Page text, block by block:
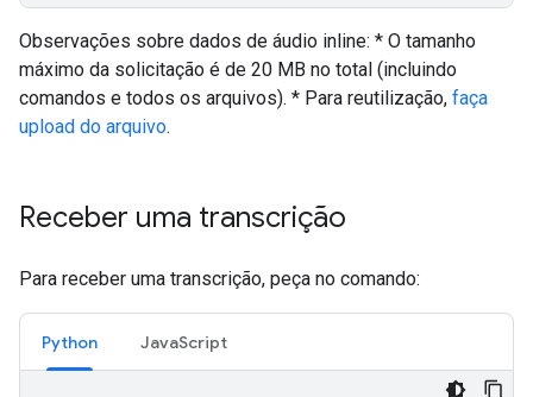
Observações sobre dados de áudio inline: * O tamanho
máximo da solicitação é de 20 MB no total (incluindo
comandos e todos os arquivos). * Para reutilização, faça
upload do arquivo.
Receber uma transcrição
Para receber uma transcrição, peça no comando:
Python JavaScript